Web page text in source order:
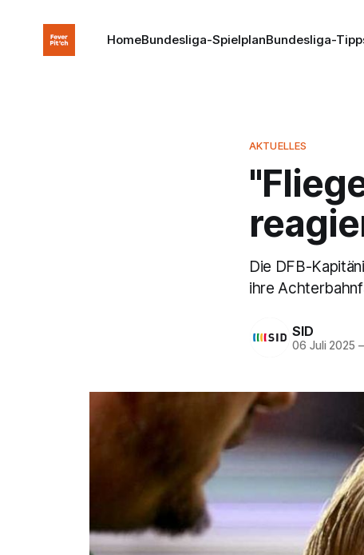
HomeBundesliga-SpielplanBundesliga-
AKTUELLES
Die DFB-
ihre
SID
06 Juli 2025